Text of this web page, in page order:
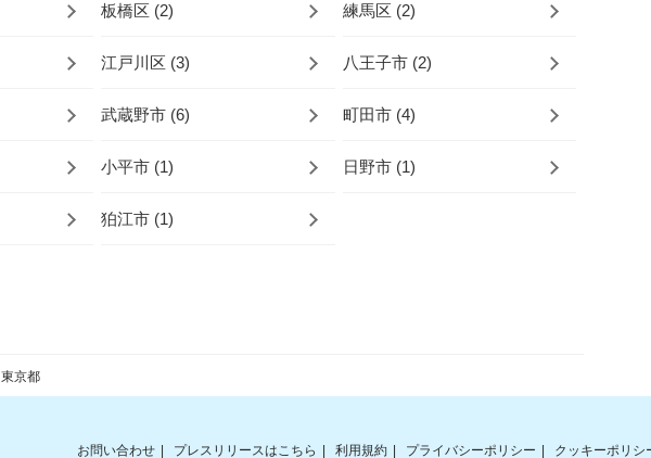
板橋区 (2) 練馬区 (2)
江戸川区 (3) 八王子市 (2)
武蔵野市 (6) 町田市 (4)
小平市 (1) 日野市 (1)
狛江市 (1)
東京都
お問い合わせ プレスリリースはこちら 利用規約 プライバシーポリシー クッキーポリシ